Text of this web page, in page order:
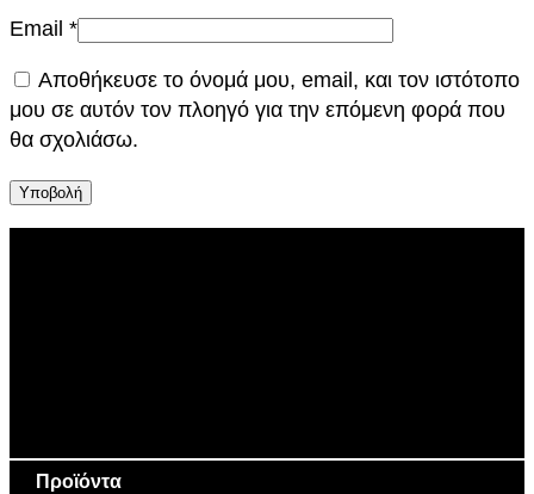
τ
Email *
Αποθήκευσε το όνομά μου, email, και τον ιστότοπο
μου σε αυτόν τον πλοηγό για την επόμενη φορά που
θα σχολιάσω.
Προϊόντα